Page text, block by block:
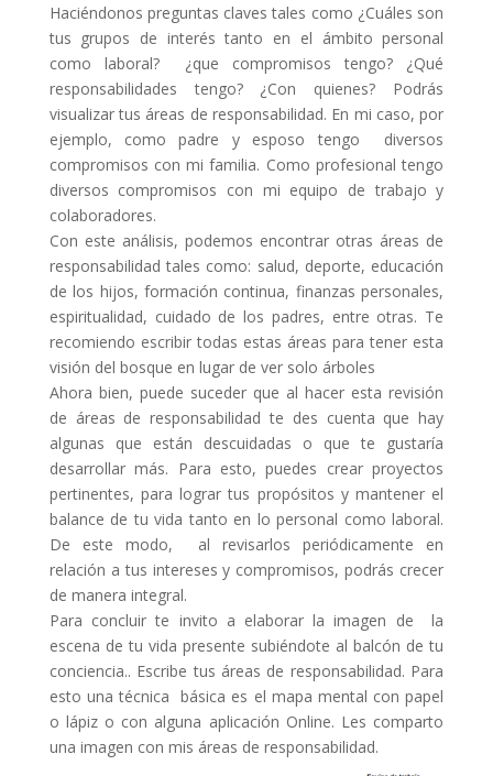
Haciéndonos preguntas claves tales como ¿Cuáles son
tus grupos de interés tanto en el ámbito personal
como laboral? ¿que compromisos tengo? ¿Qué
responsabilidades tengo? ¿Con quienes? Podrás
visualizar tus áreas de responsabilidad. En mi caso, por
ejemplo, como padre y esposo tengo diversos
compromisos con mi familia. Como profesional tengo
diversos compromisos con mi equipo de trabajo y
colaboradores.
Con este análisis, podemos encontrar otras áreas de
responsabilidad tales como: salud, deporte, educación
de los hijos, formación continua, finanzas personales,
espiritualidad, cuidado de los padres, entre otras. Te
recomiendo escribir todas estas áreas para tener esta
visión del bosque en lugar de ver solo árboles
Ahora bien, puede suceder que al hacer esta revisión
de áreas de responsabilidad te des cuenta que hay
algunas que están descuidadas o que te gustaría
desarrollar más. Para esto, puedes crear proyectos
pertinentes, para lograr tus propósitos y mantener el
balance de tu vida tanto en lo personal como laboral.
De este modo, al revisarlos periódicamente en
relación a tus intereses y compromisos, podrás crecer
de manera integral.
Para concluir te invito a elaborar la imagen de la
escena de tu vida presente subiéndote al balcón de tu
conciencia.. Escribe tus áreas de responsabilidad. Para
esto una técnica básica es el mapa mental con papel
o lápiz o con alguna aplicación Online. Les comparto
una imagen con mis áreas de responsabilidad.